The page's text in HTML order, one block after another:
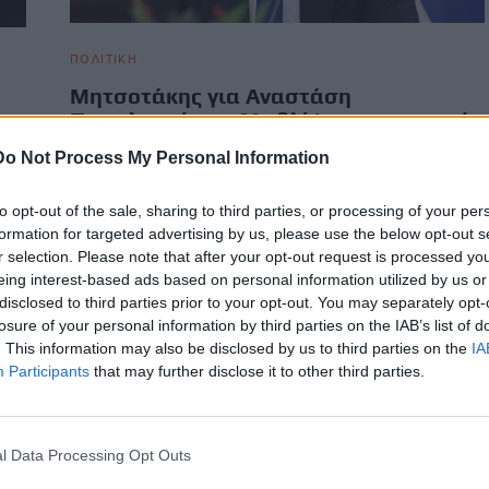
Not Process My Personal Information
opt-out of the sale, sharing to third parties, or processing of your
for targeted advertising by us, please use the below opt-out
selection. Please note that after your opt-out request is processed
interest-based ads based on personal information utilized by us
to third parties prior to your opt-out. You may separately
of your personal information by third parties on the IAB’s list of
This information may also be disclosed by us to third parties on the
Participants that may further disclose it to other third parties.
Data Processing Opt Outs
ΠΟΛΙΤΙΚΗ
Μητσοτάκης για Αναστάση
Παπαληγούρα: «Με θλίψη αποχαιρετώ
ευπατρίδη της πολιτικής, που υπηρέτησε τη δημόσια ζωή με
ήθος, συνέπεια…
Newsroom 12 Φεβρουαρίου, 2026